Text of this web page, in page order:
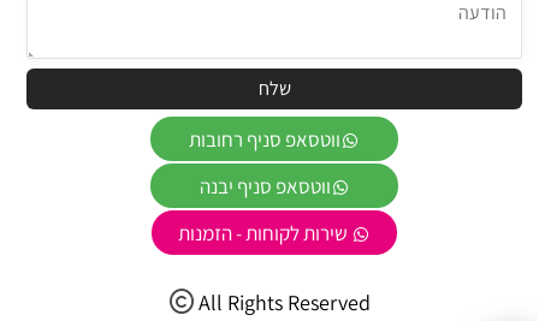
ווטסאפ סניף רחובות
ווטסאפ סניף יבנה
שירות לקוחות - הזמנות
All Rights Reserved